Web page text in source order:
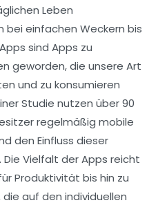
Leben
einfachen Weckern bis
sind Apps zu
geworden, die unsere Art
und zu konsumieren
Studie nutzen über90
regelmäßig mobile
den Einfluss dieser
Vielfalt der Apps reicht
Produktivität bis hin zu
auf den individuellen